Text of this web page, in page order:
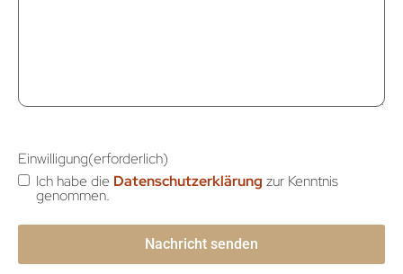
Einwilligung(erforderlich)
Ich habe die Datenschutzerklärung zur Kenntnis
genommen.